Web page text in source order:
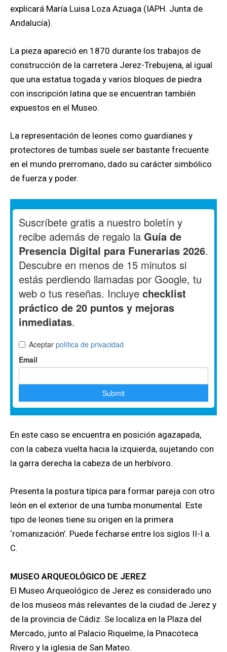
explicará María Luisa Loza Azuaga (IAPH. Junta de
Andalucía).
La pieza apareció en 1870 durante los trabajos de
construcción de la carretera Jerez-Trebujena, al igual
que una estatua togada y varios bloques de piedra
con inscripción latina que se encuentran también
expuestos en el Museo.
La representación de leones como guardianes y
protectores de tumbas suele ser bastante frecuente
en el mundo prerromano, dado su carácter simbólico
de fuerza y poder.
En este caso se encuentra en posición agazapada,
con la cabeza vuelta hacia la izquierda, sujetando con
la garra derecha la cabeza de un herbívoro.
Presenta la postura típica para formar pareja con otro
león en el exterior de una tumba monumental. Este
tipo de leones tiene su origen en la primera
‘romanización’. Puede fecharse entre los siglos II-I a.
C.
MUSEO ARQUEOLÓGICO DE JEREZ
El Museo Arqueológico de Jerez es considerado uno
de los museos más relevantes de la ciudad de Jerez y
de la provincia de Cádiz. Se localiza en la Plaza del
Mercado, junto al Palacio Riquelme, la Pinacoteca
Rivero y la iglesia de San Mateo.